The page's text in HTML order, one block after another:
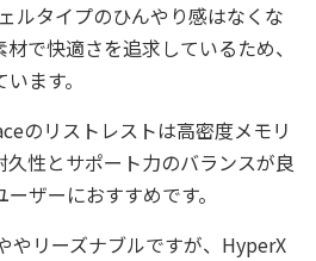
ルタイプのひんやり感はなくな
で快適さを追求しているため、
ます。
のリストレストは高密度メモリ
性とサポート力のバランスが良
ザーにおすすめです。
やリーズナブルですが、HyperX